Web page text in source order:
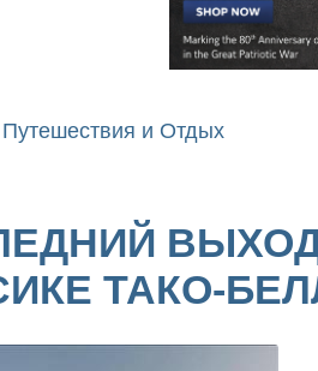
Путешествия и Отдых
ТАКО-